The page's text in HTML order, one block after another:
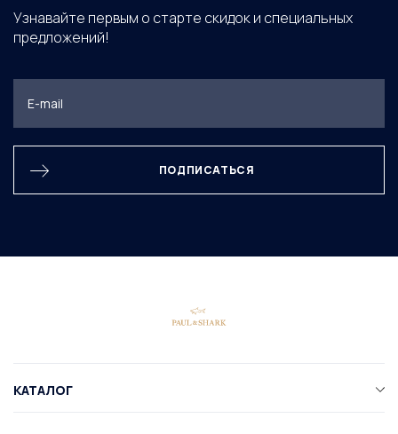
Узнавайте первым о старте скидок и специальных
предложений!
ПОДПИСАТЬСЯ
КАТАЛОГ